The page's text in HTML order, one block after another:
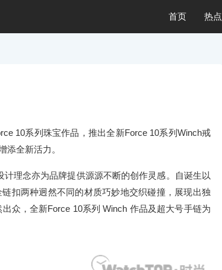
首页 热点
10系列珠宝作品，推出全新Force 10系列Winch戒
添全新活力。
理念亦为品牌提供源源不断的创作灵感。自诞生以
扣两种迥然不同的材质巧妙地交织碰撞，展现出独
众，全新Force 10系列 Winch 作品及超大号手链为